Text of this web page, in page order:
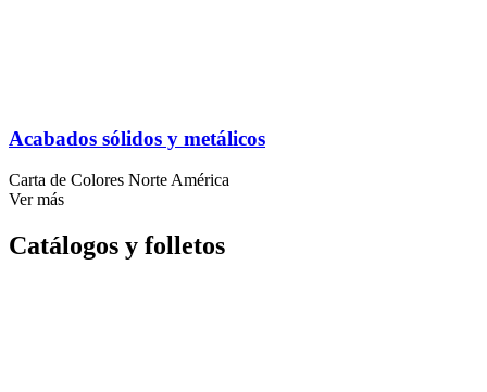
Acabados sólidos y metálicos
Carta de Colores Norte América
Ver más
Catálogos y folletos